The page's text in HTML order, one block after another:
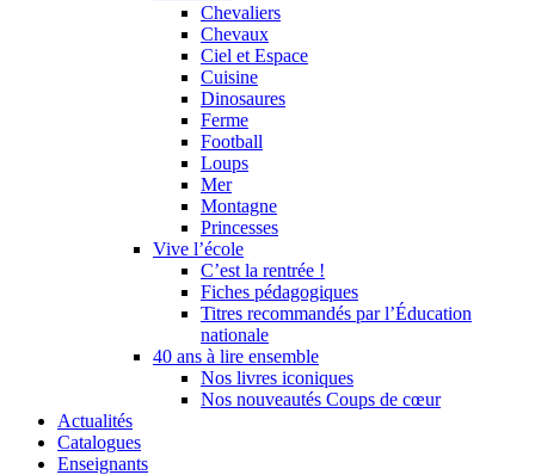
Chevaliers
Chevaux
Ciel et Espace
Cuisine
Dinosaures
Ferme
Football
Loups
Mer
Montagne
Princesses
Vive l’école
C’est la rentrée !
Fiches pédagogiques
Titres recommandés par l’Éducation
nationale
40 ans à lire ensemble
Nos livres iconiques
Nos nouveautés Coups de cœur
Actualités
Catalogues
Enseignants